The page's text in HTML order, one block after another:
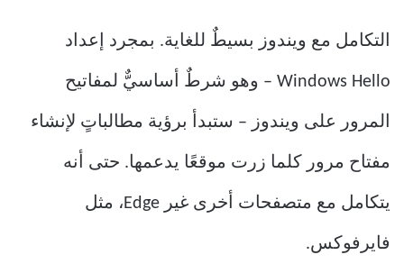
التكامل مع ويندوز بسيطٌ للغاية. بمجرد إعداد
Windows Hello – وهو شرطٌ أساسيٌّ لمفاتيح
المرور على ويندوز – ستبدأ برؤية مطالباتٍ لإنشاء
مفتاح مرور كلما زرت موقعًا يدعمها. حتى أنه
يتكامل مع متصفحات أخرى غير Edge، مثل
فايرفوكس.